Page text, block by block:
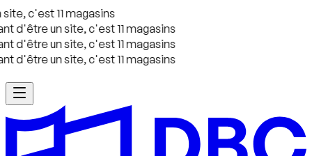
c'est 11 magasins
d'être un site, c'est 11 magasins
d'être un site, c'est 11 magasins
d'être un site, c'est 11 magasins